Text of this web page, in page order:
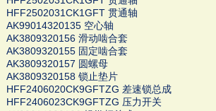
HFF2502031CK1GFT 贯通轴
AK99014320135 空心轴
AK3809320156 滑动啮合套
AK3809320155 固定啮合套
AK3809320157 圆螺母
AK3809320158 锁止垫片
HFF2406020CK9GFTZG 差速锁总成
HFF2406023CK9GFTZG 压力开关